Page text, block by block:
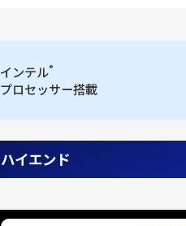
インテル®
プロセッサー搭載
ハイエンド